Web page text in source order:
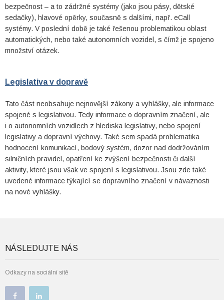
bezpečnost – a to zádržné systémy (jako jsou pásy, dětské
sedačky), hlavové opěrky, současně s dalšími, např. eCall
systémy. V poslední době je také řešenou problematikou oblast
automatických, nebo také autonomních vozidel, s čímž je spojeno
množství otázek.
Legislativa v dopravě
Tato část neobsahuje nejnovější zákony a vyhlášky, ale informace
spojené s legislativou. Tedy informace o dopravním značení, ale
i o autonomních vozidlech z hlediska legislativy, nebo spojení
legislativy a dopravní výchovy. Také sem spadá problematika
hodnocení komunikací, bodový systém, dozor nad dodržováním
silničních pravidel, opatření ke zvýšení bezpečnosti či další
aktivity, které jsou však ve spojení s legislativou. Jsou zde také
uvedené informace týkající se dopravního značení v návaznosti
na nové vyhlášky.
NÁSLEDUJTE NÁS
Odkazy na sociální sítě